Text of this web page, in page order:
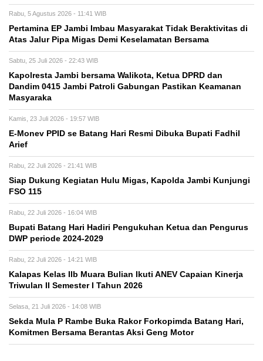
Rabu, 5 Agustus 2026 - 11:41 WIB
Pertamina EP Jambi Imbau Masyarakat Tidak Beraktivitas di
Atas Jalur Pipa Migas Demi Keselamatan Bersama
Sabtu, 25 Juli 2026 - 22:43 WIB
Kapolresta Jambi bersama Walikota, Ketua DPRD dan
Dandim 0415 Jambi Patroli Gabungan Pastikan Keamanan
Masyaraka
Kamis, 23 Juli 2026 - 19:57 WIB
E-Monev PPID se Batang Hari Resmi Dibuka Bupati Fadhil
Arief
Rabu, 22 Juli 2026 - 21:41 WIB
Siap Dukung Kegiatan Hulu Migas, Kapolda Jambi Kunjungi
FSO 115
Rabu, 22 Juli 2026 - 16:04 WIB
Bupati Batang Hari Hadiri Pengukuhan Ketua dan Pengurus
DWP periode 2024-2029
Rabu, 22 Juli 2026 - 14:21 WIB
Kalapas Kelas IIb Muara Bulian Ikuti ANEV Capaian Kinerja
Triwulan II Semester I Tahun 2026
Selasa, 21 Juli 2026 - 14:08 WIB
Sekda Mula P Rambe Buka Rakor Forkopimda Batang Hari,
Komitmen Bersama Berantas Aksi Geng Motor